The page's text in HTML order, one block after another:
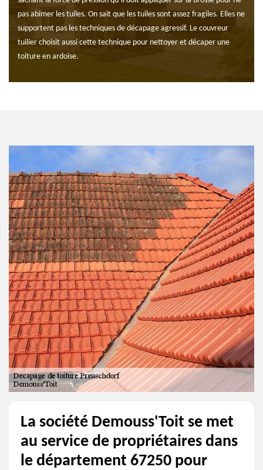
pas abimer les tuiles. On sait que les tuiles sont assez fragiles. Elles ne
supportent pas les techniques de décapage agressif. Le couvreur
tuilier choisit aussi cette technique pour nettoyer et décaper une
toiture en ardoise.
La société Demouss'Toit se met
au service de propriétaires dans
le département 67250 pour